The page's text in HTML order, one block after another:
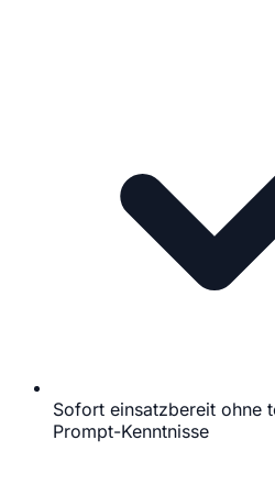
Sofort einsatzbereit ohne
Prompt-Kenntnisse